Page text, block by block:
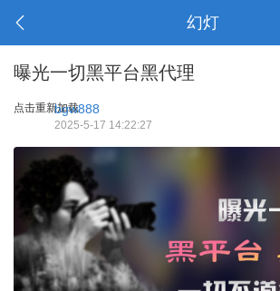
幻灯
曝光一切黑平台黑代理
点击重新加载
bgw888
2025-5-17 14:22:27